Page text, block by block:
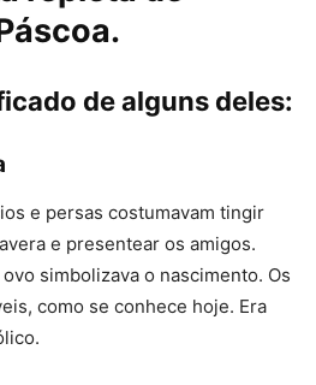
de alguns deles:
e persas costumavam tingir
e presentear os amigos.
simbolizava o nascimento. Os
como se conhece hoje. Era